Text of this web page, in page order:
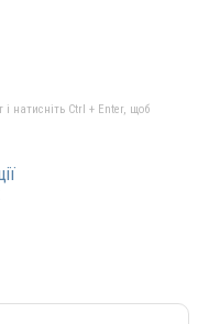
натисніть Ctrl + Enter, щоб